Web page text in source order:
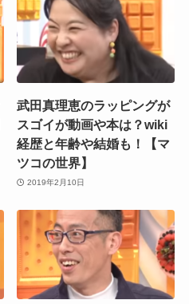
武田真理恵のラッピングが
スゴイが動画や本は？wiki
経歴と年齢や結婚も！【マ
ツコの世界】
2019年2月10日